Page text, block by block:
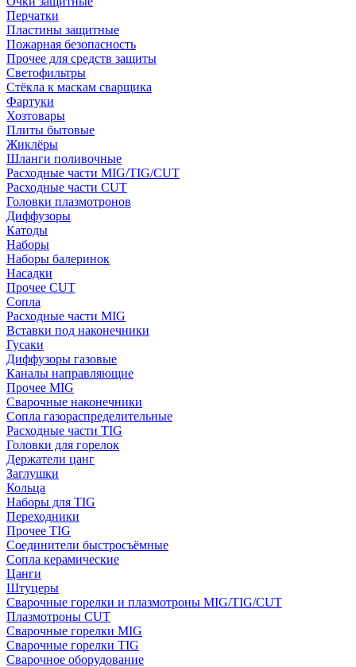
Перчатки
Пластины защитные
Пожарная безопасность
Прочее для средств защиты
Светофильтры
Стёкла к маскам сварщика
Фартуки
Хозтовары
Плиты бытовые
Жиклёры
Шланги поливочные
Расходные части MIG/TIG/CUT
Расходные части CUT
Головки плазмотронов
Диффузоры
Катоды
Наборы
Наборы балеринок
Насадки
Прочее CUT
Сопла
Расходные части MIG
Вставки под наконечники
Гусаки
Диффузоры газовые
Каналы направляющие
Прочее MIG
Сварочные наконечники
Сопла газораспределительные
Расходные части TIG
Головки для горелок
Держатели цанг
Заглушки
Кольца
Наборы для TIG
Переходники
Прочее TIG
Соединители быстросъёмные
Сопла керамические
Цанги
Штуцеры
Сварочные горелки и плазмотроны MIG/TIG/CUT
Плазмотроны CUT
Сварочные горелки MIG
Сварочные горелки TIG
Сварочное оборудование